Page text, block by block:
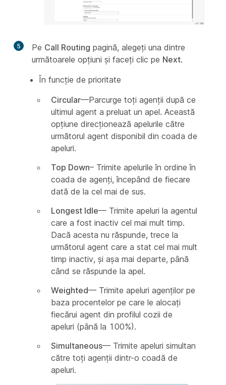
5 Pe Call Routing pagină, alegeți una dintre
următoarele opțiuni și faceți clic pe Next.
În funcție de prioritate
Circular—Parcurge toți agenții după ce
ultimul agent a preluat un apel. Această
opțiune direcționează apelurile către
următorul agent disponibil din coada de
apeluri.
Top Down– Trimite apelurile în ordine în
coada de agenți, începând de fiecare
dată de la cel mai de sus.
Longest Idle— Trimite apeluri la agentul
care a fost inactiv cel mai mult timp.
Dacă acesta nu răspunde, trece la
următorul agent care a stat cel mai mult
timp inactiv, și așa mai departe, până
când se răspunde la apel.
Weighted— Trimite apeluri agenților pe
baza procentelor pe care le alocați
fiecărui agent din profilul cozii de
apeluri (până la 100%).
Simultaneous— Trimite apeluri simultan
către toți agenții dintr-o coadă de
apeluri.